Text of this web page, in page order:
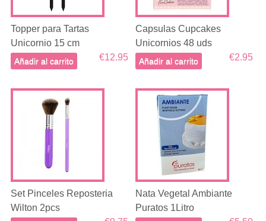
Topper para Tartas
Unicornio 15 cm
€12.95
Añadir al carrito
Capsulas Cupcakes
Unicornios 48 uds
€2.95
Añadir al carrito
Set Pinceles Reposteria
Wilton 2pcs
Nata Vegetal Ambiante
Puratos 1Litro